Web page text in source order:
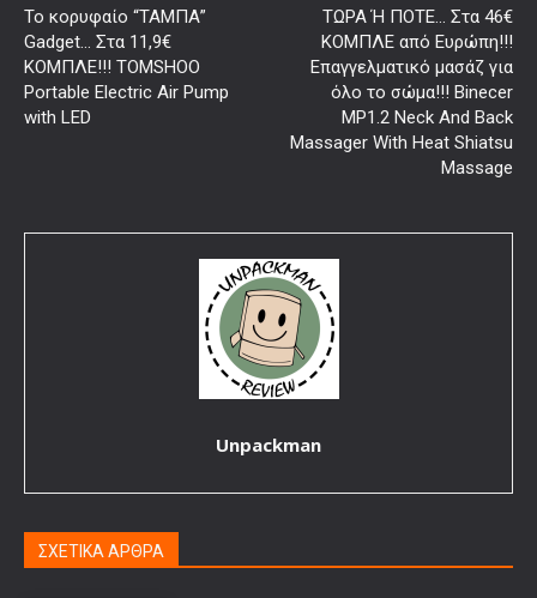
Το κορυφαίο “ΤΑΜΠΑ”
Gadget… Στα 11,9€
ΚΟΜΠΛΕ!!! TOMSHOO
Portable Electric Air Pump
with LED
ΤΩΡΑ Ή ΠΟΤΕ… Στα 46€
ΚΟΜΠΛΕ από Ευρώπη!!!
Επαγγελματικό μασάζ για
όλο το σώμα!!! Binecer
MP1.2 Neck And Back
Massager With Heat Shiatsu
Massage
Unpackman
ΣΧΕΤΙΚΑ ΑΡΘΡΑ